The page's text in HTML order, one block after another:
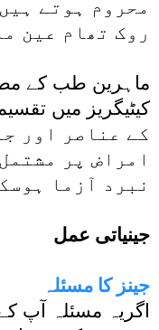
محروم ہوتے
روک تھام عین
ماہرین طب کے
کیٹیگریز میں
امراض پر
نبرد آزما
جینیاتی عمل
جینز کا مسئلہ
اگریہ مسئلہ آپ